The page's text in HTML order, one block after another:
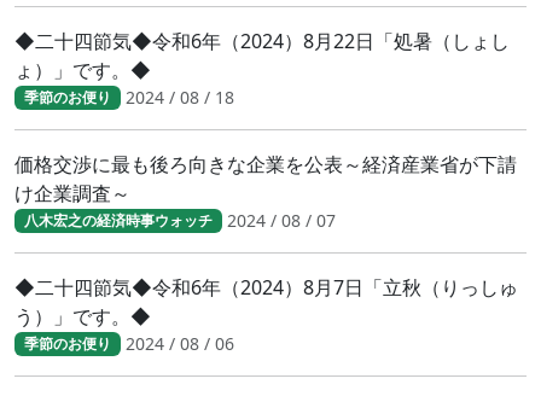
◆二十四節気◆令和6年（2024）8月22日「処暑（しょし
ょ）」です。◆
季節のお便り 2024 / 08 / 18
価格交渉に最も後ろ向きな企業を公表～経済産業省が下請
け企業調査～
八木宏之の経済時事ウォッチ 2024 / 08 / 07
◆二十四節気◆令和6年（2024）8月7日「立秋（りっしゅ
う）」です。◆
季節のお便り 2024 / 08 / 06